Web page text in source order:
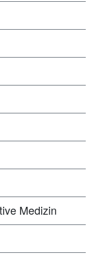
Medizin